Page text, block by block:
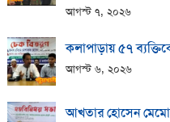
আগস্ট ৭, ২০২৬
কলাপাড়ায় ​৫৭
আগস্ট ৬, ২০২৬
আখতার হোসেন